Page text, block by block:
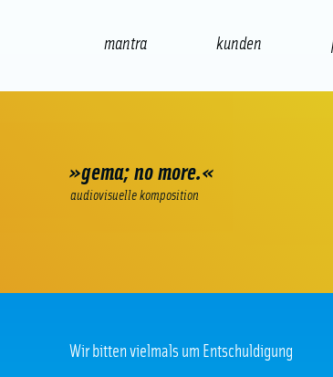
mantra kunden
»gema; no more.«
audiovisuelle komposition
Wir bitten vielmals um Entschuldigung